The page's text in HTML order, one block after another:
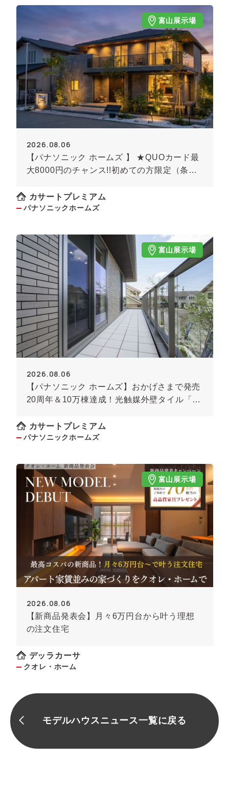
富山展示場
2026.08.06
【パナソニック ホームズ 】 ★QUOカード最
大8000円のチャンス!!初めての方限定（条件
カサートプレミアム
パナソニックホームズ
富山展示場
2026.08.06
【パナソニック ホームズ】おかげさまで発売
20周年＆10万棟達成！光触媒外壁タイル「キ
カサートプレミアム
パナソニックホームズ
富山展示場
2026.08.06
【新商品発表会】月々6万円台から叶う理想
の注文住宅
デッラカーサ
クオレ・ホーム
モデルハウスニュース一覧に戻る